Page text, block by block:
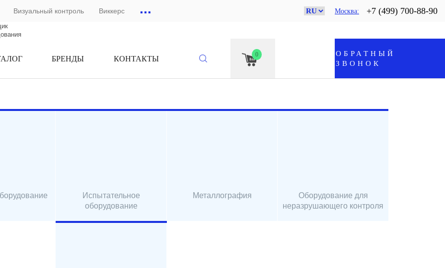
Визуальный контроль Виккерс ... Москва +7 (499) 700-88-90
БРЕНДЫ КОНТАКТЫ 0
ОБРАТНЫЙ
ЗВОНОК
Испытательное
оборудование
Металлография
Оборудование для
неразрушающего контроля